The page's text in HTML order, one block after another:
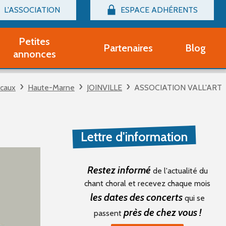
L'ASSOCIATION
Billetterie
adhérent Groupe Vocal
adhérent Partenaire
un compte Découverte
ESPACE ADHÉRENTS
Connexion
Petites
annonces
d'occasion
Partenaires Blog
Haute-Marne JOINVILLE ASSOCIATION VALL'ART
Lettre d'information
Restez informé de l'actualité du
chant choral et recevez chaque mois
les dates des concertsqui se
passent près de chez vous !